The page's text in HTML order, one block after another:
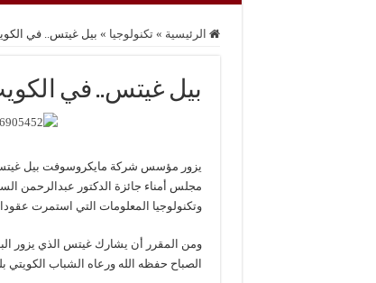
الرئيسية » تكنولوجيا » بيل غيتس.. في
بيل غيتس.. في
يزور مؤسس شركة مايكروسوفت بيل غيتس
مجلس أمناء جائزة الدكتور عبدالرحمن
وتكنولوجيا المعلومات التي استمرت
ومن المقرر أن يشارك غيتس الذي يزور
الصباح حفظه الله ورعاه الشباب الكويتي